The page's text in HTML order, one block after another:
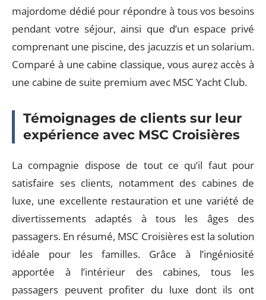
majordome dédié pour répondre à tous vos besoins
pendant votre séjour, ainsi que d’un espace privé
comprenant une piscine, des jacuzzis et un solarium.
Comparé à une cabine classique, vous aurez accès à
une cabine de suite premium avec MSC Yacht Club.
Témoignages de clients sur leur
expérience avec MSC Croisières
La compagnie dispose de tout ce qu’il faut pour
satisfaire ses clients, notamment des cabines de
luxe, une excellente restauration et une variété de
divertissements adaptés à tous les âges des
passagers. En résumé, MSC Croisières est la solution
idéale pour les familles. Grâce à l’ingéniosité
apportée à l’intérieur des cabines, tous les
passagers peuvent profiter du luxe dont ils ont